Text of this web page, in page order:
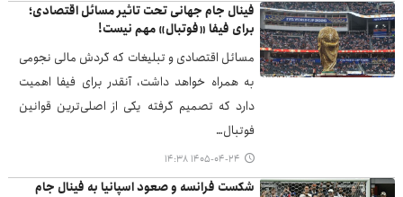
فینال جام جهانی تحت تاثیر مسائل اقتصادی؛
برای فیفا «فوتبال» مهم نیست!
مسائل اقتصادی و تبلیغات که گردش مالی نجومی
به همراه خواهد داشت، آنقدر برای فیفا اهمیت
دارد که تصمیم گرفته یکی از اصلی‌ترین قوانین
فوتبال…
۱۴۰۵-۰۴-۲۴ ۱۴:۳۸
شکست فرانسه و صعود اسپانیا به فینال جام